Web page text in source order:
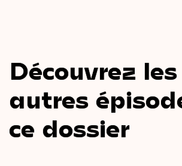
Découvrez les
autres
ce dossier